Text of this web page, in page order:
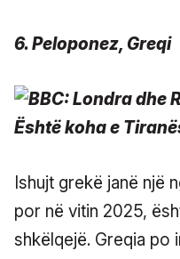
6. Peloponez, Greqi
Ishujt grekë janë një
por në vitin 2025,
shkëlqejë. Greqia po